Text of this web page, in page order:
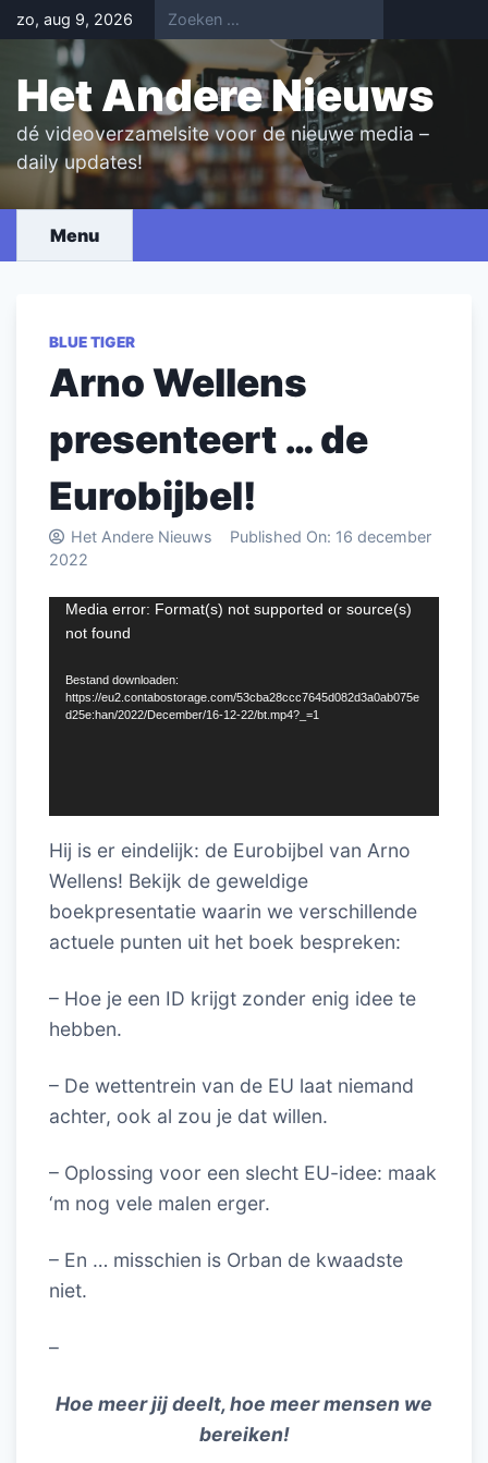
Skip
to
content
zo, aug 9, 2026
Het Andere Nieuws
dé videoverzamelsite voor de nieuwe media –
daily updates!
Menu
BLUE TIGER
Arno Wellens
presenteert … de
Eurobijbel!
Het Andere Nieuws Published On: 16 december
2022
Videospeler
Media error: Format(s) not supported or source(s)
not found
Bestand downloaden:
https://eu2.contabostorage.com/53cba28ccc7645d082d3a0ab075e
d25e:han/2022/December/16-12-22/bt.mp4?_=1
Hij is er eindelijk: de Eurobijbel van Arno
Wellens! Bekijk de geweldige
boekpresentatie waarin we verschillende
actuele punten uit het boek bespreken:
– Hoe je een ID krijgt zonder enig idee te
hebben.
– De wettentrein van de EU laat niemand
achter, ook al zou je dat willen.
– Oplossing voor een slecht EU-idee: maak
‘m nog vele malen erger.
– En … misschien is Orban de kwaadste
niet.
–
Hoe meer jij deelt, hoe meer mensen we
bereiken!